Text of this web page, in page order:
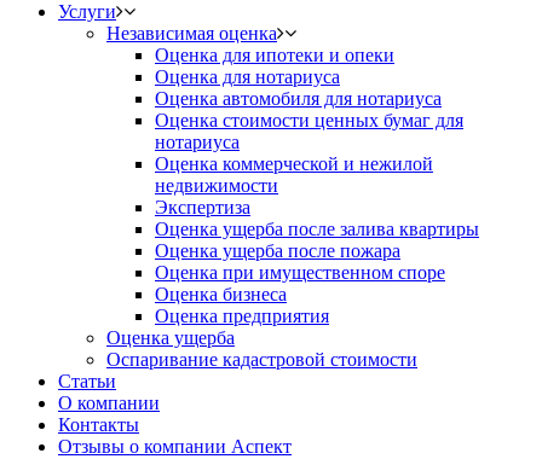
Услуги
Независимая оценка
Оценка для ипотеки и опеки
Оценка для нотариуса
Оценка автомобиля для нотариуса
Оценка стоимости ценных бумаг для
нотариуса
Оценка коммерческой и нежилой
недвижимости
Экспертиза
Оценка ущерба после залива квартиры
Оценка ущерба после пожара
Оценка при имущественном споре
Оценка бизнеса
Оценка предприятия
Оценка ущерба
Оспаривание кадастровой стоимости
Статьи
О компании
Контакты
Отзывы о компании Аспект